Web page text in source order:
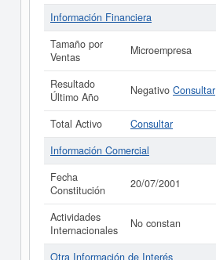
Información Financiera
Tamaño por
Ventas
Microempresa
Resultado
Último Año
Negativo Consultar
Total Activo
Consultar
Información Comercial
Fecha
Constitución
20/07/2001
Actividades
Internacionales
No constan
Otra Información de Interés